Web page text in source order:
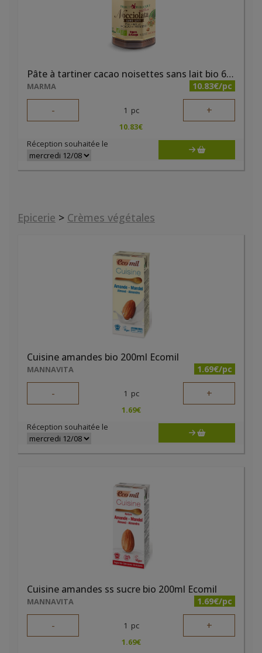
Pâte à tartiner cacao noisettes sans lait bio 650g Nocciolata
MARMA 10.83€/pc
- 1 pc +
10.83€
Réception souhaitée le
Epicerie > Crèmes végétales
Cuisine amandes bio 200ml Ecomil
MANNAVITA 1.69€/pc
- 1 pc +
1.69€
Réception souhaitée le
Cuisine amandes ss sucre bio 200ml Ecomil
MANNAVITA 1.69€/pc
- 1 pc +
1.69€